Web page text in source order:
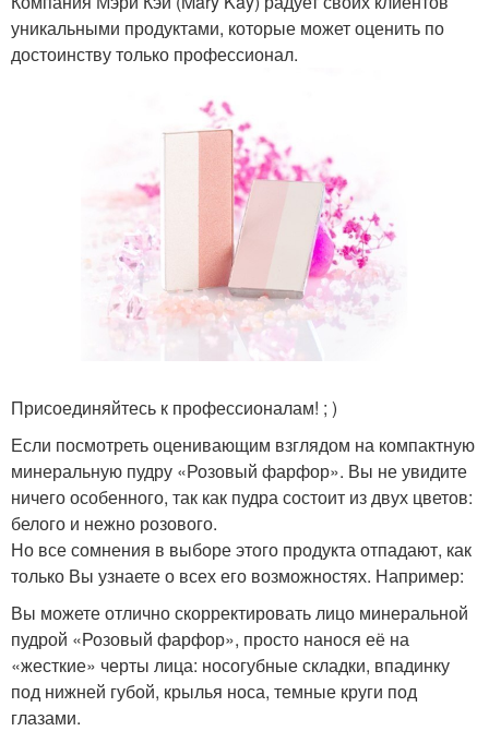
уникальными продуктами, которые может оценить по
достоинству только профессионал.
Присоединяйтесь к профессионалам! ; )
Если посмотреть оценивающим взглядом на компактную
минеральную пудру «Розовый фарфор». Вы не увидите
ничего особенного, так как пудра состоит из двух цветов:
белого и нежно розового.
Но все сомнения в выборе этого продукта отпадают, как
только Вы узнаете о всех его возможностях. Например:
Вы можете отлично скорректировать лицо минеральной
пудрой «Розовый фарфор», просто нанося её на
«жесткие» черты лица: носогубные складки, впадинку
под нижней губой, крылья носа, темные круги под
глазами.